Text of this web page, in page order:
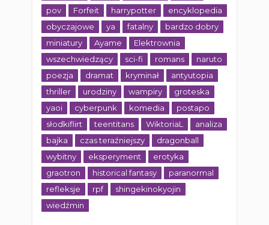
pov
Forfeit harrypotter
encyklopedia
obyczajowe
ya fatalny
bardzo dobry
miniatury
Ayame
Elektrownia
wszechwiedzący
sci-fi romans
naruto
poezja
dramat kryminał
antyutopia
thriller
urodziny wampiry
groteska
yaoi
cyberpunk komedia
postapo
słodkiflirt
teentitans WiktoriaL
analiza
bajka
czas teraźniejszy
dragonball
wybitny
eksperyment
erotyka
graotron
historical fantasy
paranormal
refleksje
rpf
shingekinokyojin
wiedźmin